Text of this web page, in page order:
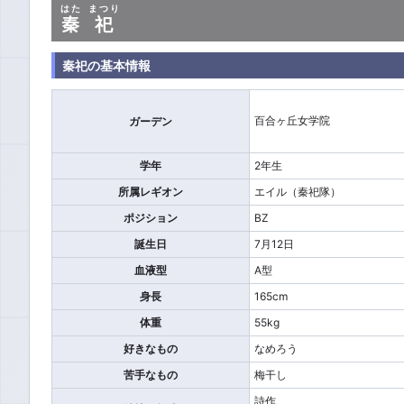
秦
はた
祀
まつり
秦祀の基本情報
ガーデン 百合ヶ丘女学院
学年
2年生
所属レギオン
エイル（秦祀隊）
ポジション
BZ
誕生日
7月12日
血液型
A型
身長
165cm
体重
55kg
好きなもの
なめろう
苦手なもの
梅干し
詩作